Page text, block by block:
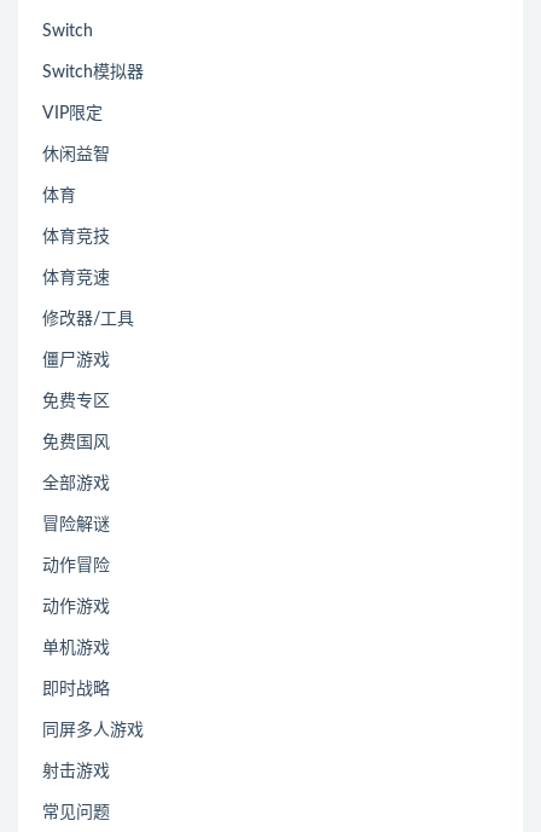
Switch
Switch模拟器
VIP限定
休闲益智
体育
体育竞技
体育竞速
修改器/工具
僵尸游戏
免费专区
免费国风
全部游戏
冒险解谜
动作冒险
动作游戏
单机游戏
即时战略
同屏多人游戏
射击游戏
常见问题